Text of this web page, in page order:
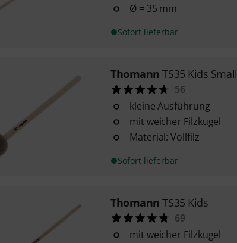
Ø = 35 mm
Sofort lieferbar
Thomann TS35 Kids Small
56
kleine Ausführung
mit weicher Filzkugel
Material: Vollfilz
Sofort lieferbar
Thomann TS35 Kids
69
mit weicher Filzkugel